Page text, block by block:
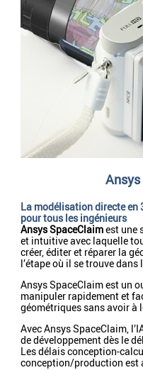
La modélisation directe
pour tous les ingénieurs
Ansys SpaceClaimest une
et intuitive avec laquelle
créer, éditer et réparer la
l’étape où il se trouve dans
Ansys SpaceClaim est un
manipuler rapidement et
géométriques sans avoir à
Avec Ansys SpaceClaim,
de développement dès le
Les délais conception-
conception/production est